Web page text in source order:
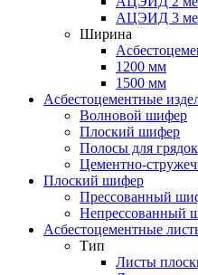
АЦЭИД 3
Ширина
1200 мм
1500 мм
Асбестоцементные
Волновой шифер
Плоский шифер
Полосы для грядок
Цементно-
Плоский шифер
Прессованный
Непрессованный
Асбестоцементные
Тип
Листы